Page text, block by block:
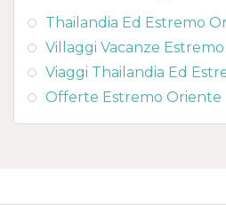
Thailandia Ed Estremo
Villaggi Vacanze
Viaggi Thailandia Ed
Offerte Estremo Oriente